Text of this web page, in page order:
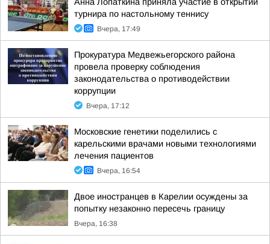
турнира по настольному теннису
Вчера, 17:49
Прокуратура Медвежьегорского района
провела проверку соблюдения
законодательства о противодействии
коррупции
Вчера, 17:12
Московские генетики поделились с
карельскими врачами новыми технологиями
лечения пациентов
Вчера, 16:54
Двое иностранцев в Карелии осуждены за
попытку незаконно пересечь границу
Вчера, 16:38